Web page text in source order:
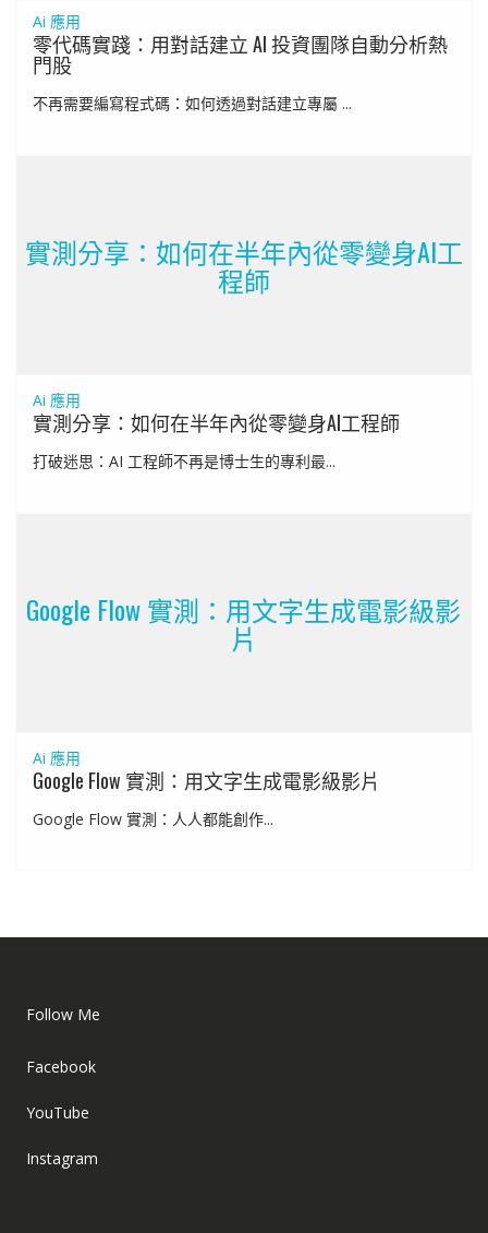
Ai 應用
零代碼實踐：用對話建立 AI 投資團隊自動分析熱
門股
不再需要編寫程式碼：如何透過對話建立專屬 ...
實測分享：如何在半年內從零變身AI工
程師
Ai 應用
實測分享：如何在半年內從零變身AI工程師
打破迷思：AI 工程師不再是博士生的專利最...
Google Flow 實測：用文字生成電影級影
片
Ai 應用
Google Flow 實測：用文字生成電影級影片
Google Flow 實測：人人都能創作...
Follow Me
Facebook
YouTube
Instagram